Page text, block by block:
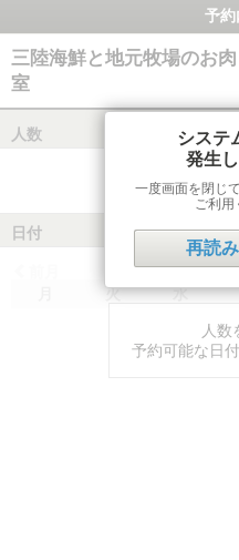
予約
三陸海鮮と地元牧場のお
室
人数
日付
火 水
人数
予約可能な日
システ
発生し
一度画面を閉じ
ご利用
再読